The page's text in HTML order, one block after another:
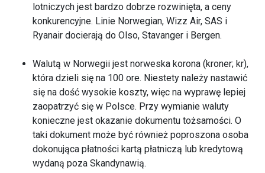
lotniczych jest bardzo dobrze rozwinięta, a ceny
konkurencyjne. Linie Norwegian, Wizz Air, SAS i
Ryanair docierają do Olso, Stavanger i Bergen.
Walutą w Norwegii jest norweska korona (kroner; kr),
która dzieli się na 100 ore. Niestety należy nastawić
się na dość wysokie koszty, więc na wyprawę lepiej
zaopatrzyć się w Polsce. Przy wymianie waluty
konieczne jest okazanie dokumentu tożsamości. O
taki dokument może być również poproszona osoba
dokonująca płatności kartą płatniczą lub kredytową
wydaną poza Skandynawią.